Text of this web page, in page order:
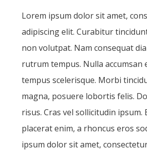
Lorem ipsum dolor sit amet,
adipiscing elit. Curabitur
non volutpat. Nam consequat
rutrum tempus. Nulla accumsan
tempus scelerisque. Morbi
magna, posuere lobortis felis.
risus. Cras vel sollicitudin ipsum.
placerat enim, a rhoncus eros
ipsum dolor sit amet,